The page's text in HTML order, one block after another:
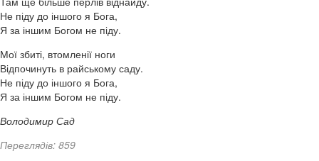
Не піду до іншого я Бога,
Я за іншим Богом не піду.
Мої збиті, втомленії ноги
Відпочинуть в райському саду.
Не піду до іншого я Бога,
Я за іншим Богом не піду.
Володимир Сад
Переглядів: 859